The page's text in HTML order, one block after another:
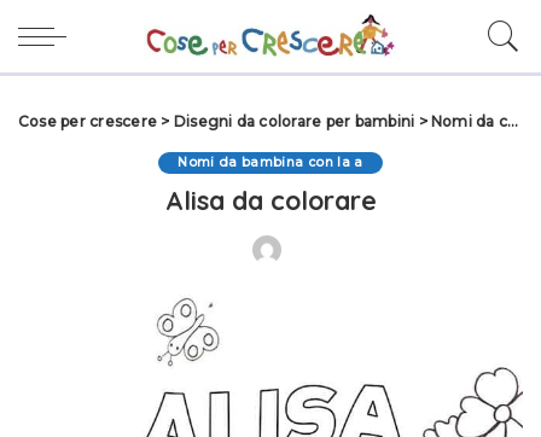
Cose per crescere > Disegni da colorare per bambini > Nomi da colorare
Nomi da bambina con la a
Alisa da colorare